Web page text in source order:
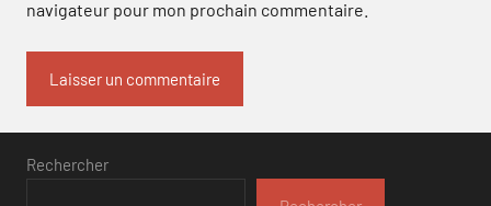
navigateur pour mon prochain commentaire.
Rechercher